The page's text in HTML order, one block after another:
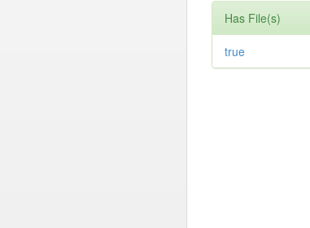
Has File(s)
true